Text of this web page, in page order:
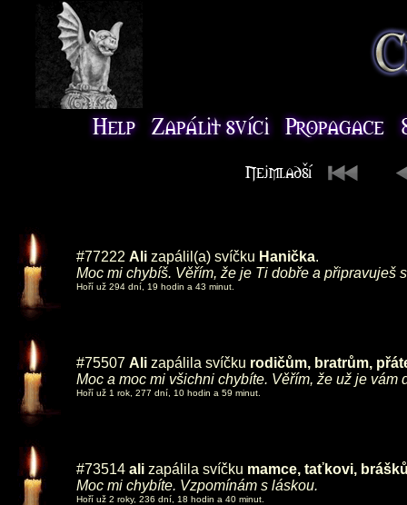
#77222 Ali zapálil(a) svíčku Hanička.
Moc mi chybíš. Věřím, že je Ti dobře a připravuješ
Hoří už 294 dní, 19 hodin a 43 minut.
#75507 Ali zapálila svíčku rodičům, bratrům,
Moc a moc mi všichni chybíte. Věřím, že už je vám
Hoří už 1 rok, 277 dní, 10 hodin a 59 minut.
#73514 ali zapálila svíčku mamce, taťkovi,
Moc mi chybíte. Vzpomínám s láskou.
Hoří už 2 roky, 236 dní, 18 hodin a 40 minut.